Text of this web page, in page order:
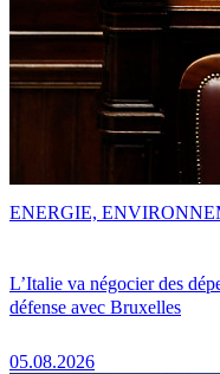
L’Italie va négocier des
défense avec Bruxelles
05.08.2026
ENERGIE,